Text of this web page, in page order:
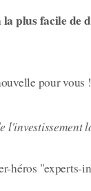
la plus facile de
pour vous !
l'investissement
héros "experts-